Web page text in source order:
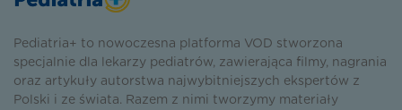
Pediatria+ to nowoczesna platforma VOD stworzona
specjalnie dla lekarzy pediatrów, zawierająca filmy, nagrania
oraz artykuły autorstwa najwybitniejszych ekspertów z
Polski i ze świata. Razem z nimi tworzymy materiały